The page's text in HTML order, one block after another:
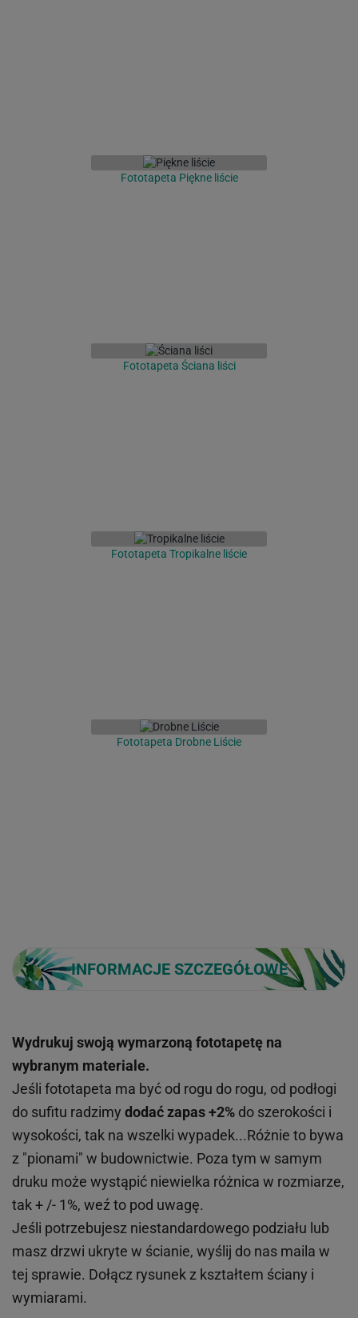
Fototapeta Piękne liście
Fototapeta Ściana liści
Fototapeta Tropikalne liście
Fototapeta Drobne Liście
INFORMACJE SZCZEGÓŁOWE
Wydrukuj swoją wymarzoną fototapetę na
wybranym materiale.
Jeśli fototapeta ma być od rogu do rogu, od podłogi
do sufitu radzimy dodać zapas +2% do szerokości i
wysokości, tak na wszelki wypadek...Różnie to bywa
z "pionami" w budownictwie. Poza tym w samym
druku może wystąpić niewielka różnica w rozmiarze,
tak + /- 1%, weź to pod uwagę.
Jeśli potrzebujesz niestandardowego podziału lub
masz drzwi ukryte w ścianie, wyślij do nas maila w
tej sprawie. Dołącz rysunek z kształtem ściany i
wymiarami.